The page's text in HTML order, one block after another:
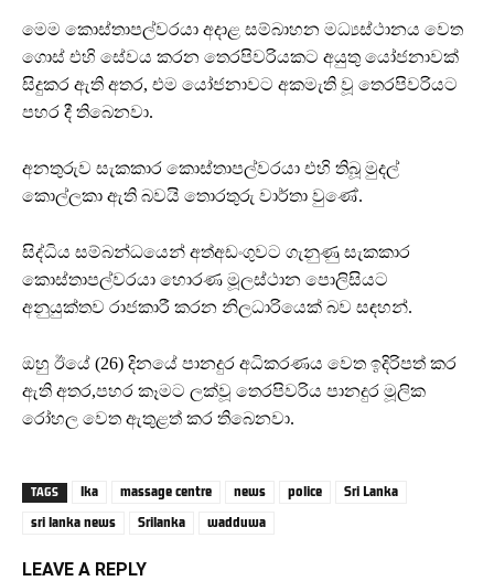
මෙම කොස්තාපල්වරයා අදාළ සම්බාහන මධ්‍යස්ථානය වෙත
ගොස් එහි සේවය කරන තෙරපිවරියකට අයුතු යෝජනාවක්
සිදුකර ඇති අතර, එම යෝජනාවට අකමැති වූ තෙරපිවරියට
පහර දී තිබෙනවා.
අනතුරුව සැකකාර කොස්තාපල්වරයා එහි තිබූ මුදල්
කොල්ලකා ඇති බවයි තොරතුරු වාර්තා වුණේ.
සිද්ධිය සම්බන්ධයෙන් අත්අඩංගුවට ගැනුණු සැකකාර
කොස්තාපල්වරයා හොරණ මූලස්ථාන පොලිසියට
අනුයුක්තව රාජකාරී කරන නිලධාරියෙක් බව සඳහන්.
ඔහු ඊයේ (26) දිනයේ පානදුර අධිකරණය වෙත ඉදිරිපත් කර
ඇති අතර,පහර කෑමට ලක්වූ තෙරපිවරිය පානදුර මූලික
රෝහල වෙත ඇතුළත් කර තිබෙනවා.
TAGS lka massage centre news police
Sri Lanka
sri lanka news
Srilanka wadduwa
LEAVE A REPLY